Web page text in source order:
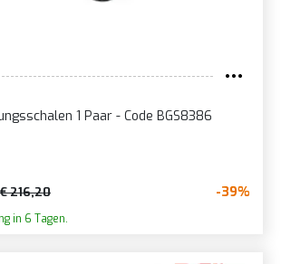
1 Paar - Code BGS8386
€ 216,20 -39%
in 6 Tagen.